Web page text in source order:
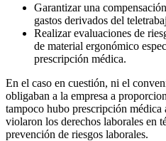
Garantizar una
gastos derivados del
Realizar evaluaciones de
de material ergonómico
prescripción médica.
En el caso en cuestión, ni el
obligaban a la empresa a
tampoco hubo prescripción médica
violaron los derechos laborales en
prevención de riesgos laborales.